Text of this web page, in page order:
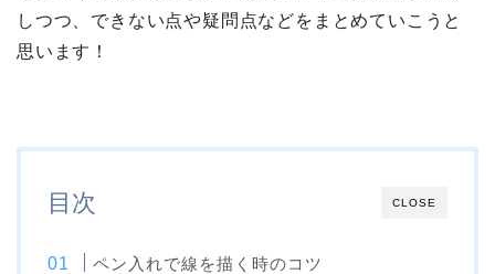
しつつ、できない点や疑問点などをまとめていこうと
思います！
CLOSE
目次
ペン入れで線を描く時のコツ